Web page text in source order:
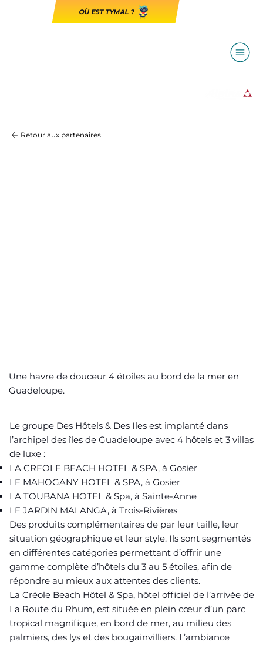
OÙ EST TYMAL ?
Retour aux partenaires
Une havre de douceur 4 étoiles au bord de la mer en
Guadeloupe.
Le groupe Des Hôtels & Des Iles est implanté dans
l’archipel des îles de Guadeloupe avec 4 hôtels et 3 villas
de luxe :
LA CREOLE BEACH HOTEL & SPA, à Gosier
LE MAHOGANY HOTEL & SPA, à Gosier
LA TOUBANA HOTEL & Spa, à Sainte-Anne
LE JARDIN MALANGA, à Trois-Rivières
Des produits complémentaires de par leur taille, leur
situation géographique et leur style. Ils sont segmentés
en différentes catégories permettant d’offrir une
gamme complète d’hôtels du 3 au 5 étoiles, afin de
répondre au mieux aux attentes des clients.
La Créole Beach Hôtel & Spa, hôtel officiel de l’arrivée de
La Route du Rhum, est située en plein cœur d’un parc
tropical magnifique, en bord de mer, au milieu des
palmiers, des lys et des bougainvilliers. L’ambiance